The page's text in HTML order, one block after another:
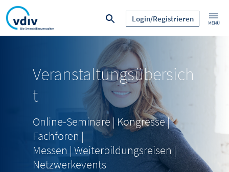
Login/Registrieren
Veranstaltungsübersich
t
Online-Seminare | Kongresse |
Fachforen |
Messen | Weiterbildungsreisen |
Netzwerkevents